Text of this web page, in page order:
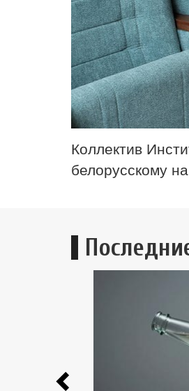
Коллектив
белорусскому